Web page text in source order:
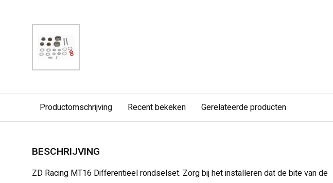
Productomschrijving Recent bekeken Gerelateerde producten
BESCHRIJVING
ZD Racing MT16 Differentieel rondselset. Zorg bij het installeren dat de bite van de